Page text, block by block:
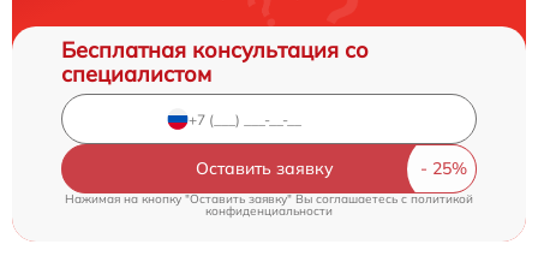
Бесплатная консультация со
специалистом
Оставить заявку
Нажимая на кнопку "Оставить заявку" Вы соглашаетесь c политикой
конфиденциальности